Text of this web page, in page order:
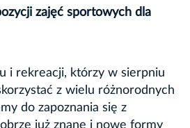
zajęć sportowych dla
i rekreacji, którzy w sierpniu
z wielu różnorodnych
do zapoznania się z
już znane i nowe formy